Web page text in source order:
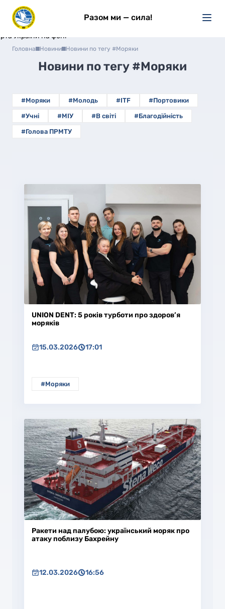
Разом ми — сила!
Головна Новини Новини по тегу #Моряки
Новини по тегу #Моряки
#Моряки #Молодь #ITF #Портовики
#Учні #МІУ #В світі #Благодійність
#Голова ПРМТУ
UNION DENT: 5 років турботи про здоров’я
моряків
15.03.2026 17:01
#Моряки
Ракети над палубою: український моряк про
атаку поблизу Бахрейну
12.03.2026 16:56